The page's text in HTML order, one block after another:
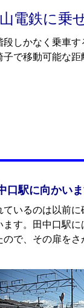
電鉄に乗
しかなく乗車
で移動可能な
口駅に向かい
ているのは以前
す。田中口駅
で、その扉を